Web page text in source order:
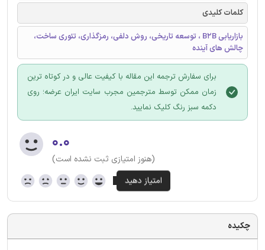
کلمات کلیدی
بازاریابی B2B ، توسعه تاریخی، روش دلفی، رمزگذاری، تئوری ساخت،
چالش های آینده
برای سفارش ترجمه این مقاله با کیفیت عالی و در کوتاه ترین
زمان ممکن توسط مترجمین مجرب سایت ایران عرضه؛ روی
دکمه سبز رنگ کلیک نمایید.
۰.۰
(هنوز امتیازی ثبت نشده است)
چکیده